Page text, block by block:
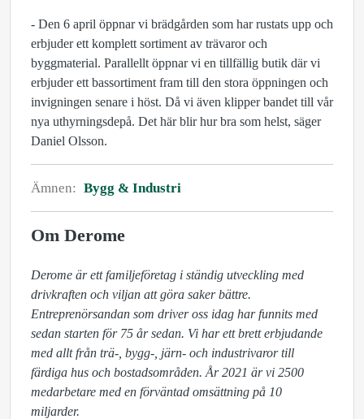
- Den 6 april öppnar vi brädgården som har rustats upp och
erbjuder ett komplett sortiment av trävaror och
byggmaterial. Parallellt öppnar vi en tillfällig butik där vi
erbjuder ett bassortiment fram till den stora öppningen och
invigningen senare i höst. Då vi även klipper bandet till vår
nya uthyrningsdepå. Det här blir hur bra som helst, säger
Daniel Olsson.
Ämnen: Bygg & Industri
Om Derome
Derome är ett familjeföretag i ständig utveckling med
drivkraften och viljan att göra saker bättre.
Entreprenörsandan som driver oss idag har funnits med
sedan starten för 75 år sedan. Vi har ett brett erbjudande
med allt från trä-, bygg-, järn- och industrivaror till
färdiga hus och bostadsområden. År 2021 är vi 2500
medarbetare med en förväntad omsättning på 10
miljarder.